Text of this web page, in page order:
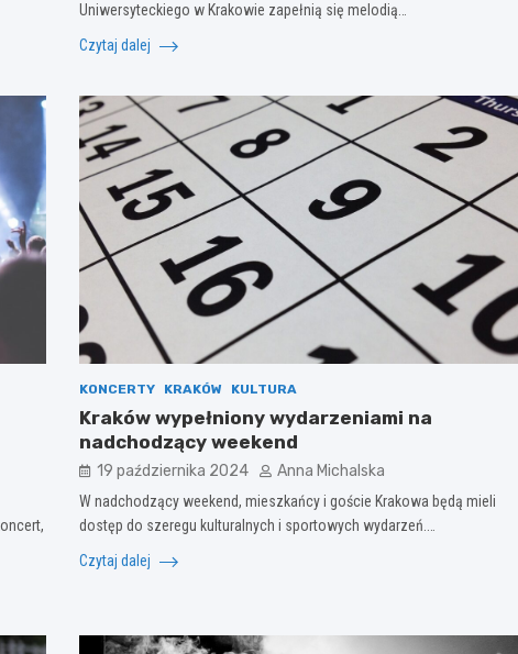
Uniwersyteckiego w Krakowie zapełnią się melodią…
Czytaj dalej
KONCERTY KRAKÓW KULTURA
Kraków wypełniony wydarzeniami na
nadchodzący weekend
19 października 2024 Anna Michalska
W nadchodzący weekend, mieszkańcy i goście Krakowa będą mieli
dostęp do szeregu kulturalnych i sportowych wydarzeń.…
Czytaj dalej